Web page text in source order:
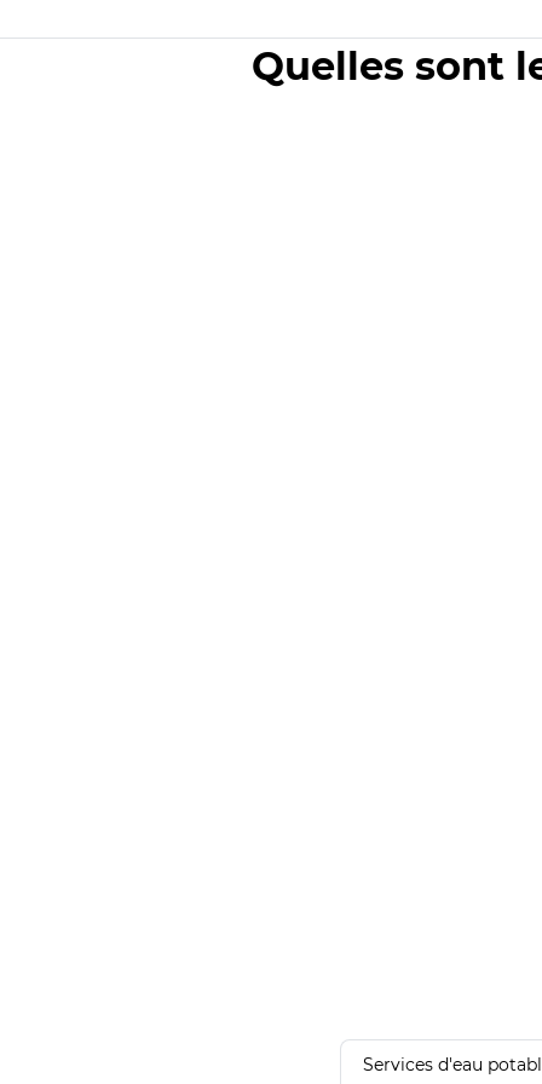
Quelles sont
Services d'eau